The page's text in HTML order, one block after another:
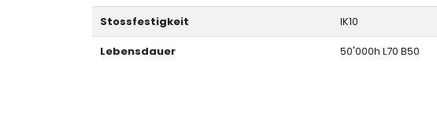
Stossfestigkeit
IK10
Lebensdauer
50'000h L70 B50